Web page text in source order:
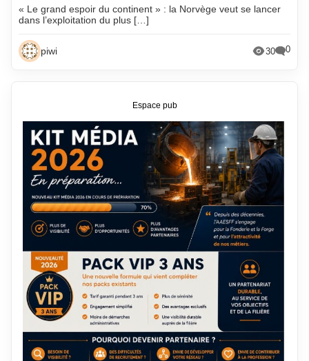
« Le grand espoir du continent » : la Norvège veut se lancer
dans l’exploitation du plus […]
piwi 30 0
Espace pub